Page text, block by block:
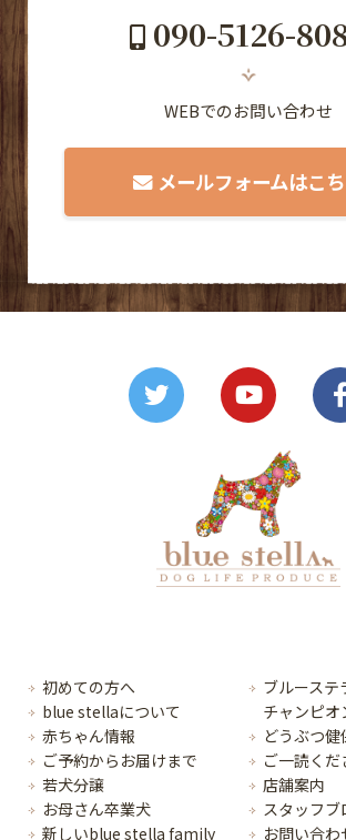
090-5126-
WEBでのお問い合わせ
メールフォームはこ
初めての方へ
blue stellaについて
赤ちゃん情報
ご予約からお届けまで
若犬分譲
お母さん卒業犬
新しいblue stella family
ブルーステ
チャンピオ
どうぶつ健
ご一読くだ
店舗案内
スタッフブ
お問い合わ